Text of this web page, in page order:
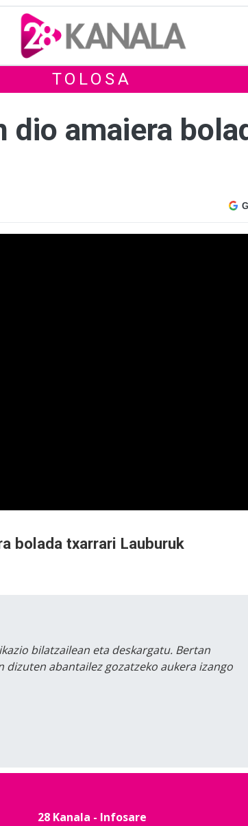
TOLOSA
dio amaiera
bolada txarrari Lauburuk
bilatzailean eta deskargatu. Bertan
abantailez gozatzeko aukera izango
28 Kanala - Infosare